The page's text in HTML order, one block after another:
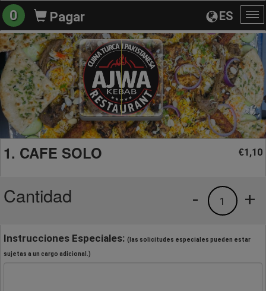
ES
0 Pagar
1. CAFE SOLO €1,10
Cantidad +
1
-
Instrucciones Especiales: (las solicitudes especiales pueden estar
sujetas a un cargo adicional.)